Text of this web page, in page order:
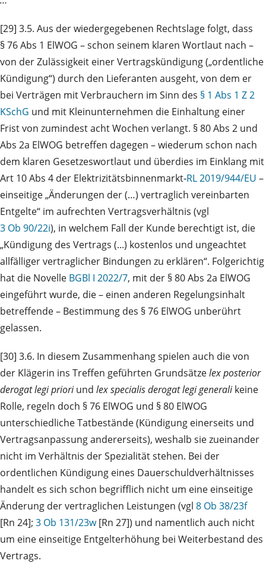
[29] 3.5. Aus der wiedergegebenen Rechtslage folgt, dass
§ 76 Abs 1 ElWOG – schon seinem klaren Wortlaut nach –
von der Zulässigkeit einer Vertragskündigung („ordentliche
Kündigung“) durch den Lieferanten ausgeht, von dem er
bei Verträgen mit Verbrauchern im Sinn des § 1 Abs 1 Z 2
KSchG und mit Kleinunternehmen die Einhaltung einer
Frist von zumindest acht Wochen verlangt. § 80 Abs 2 und
Abs 2a ElWOG betreffen dagegen – wiederum schon nach
dem klaren Gesetzeswortlaut und überdies im Einklang mit
Art 10 Abs 4 der Elektrizitätsbinnenmarkt‑RL 2019/944/EU –
einseitige „Änderungen der (…) vertraglich vereinbarten
Entgelte“ im aufrechten Vertragsverhältnis (vgl
3 Ob 90/22i), in welchem Fall der Kunde berechtigt ist, die
„Kündigung des Vertrags (...) kostenlos und ungeachtet
allfälliger vertraglicher Bindungen zu erklären“. Folgerichtig
hat die Novelle BGBl I 2022/7, mit der § 80 Abs 2a ElWOG
eingeführt wurde, die – einen anderen Regelungsinhalt
betreffende – Bestimmung des § 76 ElWOG unberührt
gelassen.
[30] 3.6. In diesem Zusammenhang spielen auch die von
der Klägerin ins Treffen geführten Grundsätzelex posterior
derogat legi prioriund lex specialis derogat legi generalikeine
Rolle, regeln doch § 76 ElWOG und § 80 ElWOG
unterschiedliche Tatbestände (Kündigung einerseits und
Vertragsanpassung andererseits), weshalb sie zueinander
nicht im Verhältnis der Spezialität stehen. Bei der
ordentlichen Kündigung eines Dauerschuldverhältnisses
handelt es sich schon begrifflich nicht um eine einseitige
Änderung der vertraglichen Leistungen (vgl 8 Ob 38/23f
[Rn 24]; 3 Ob 131/23w[Rn 27]) und namentlich auch nicht
um eine einseitige Entgelterhöhung bei Weiterbestand des
Vertrags.